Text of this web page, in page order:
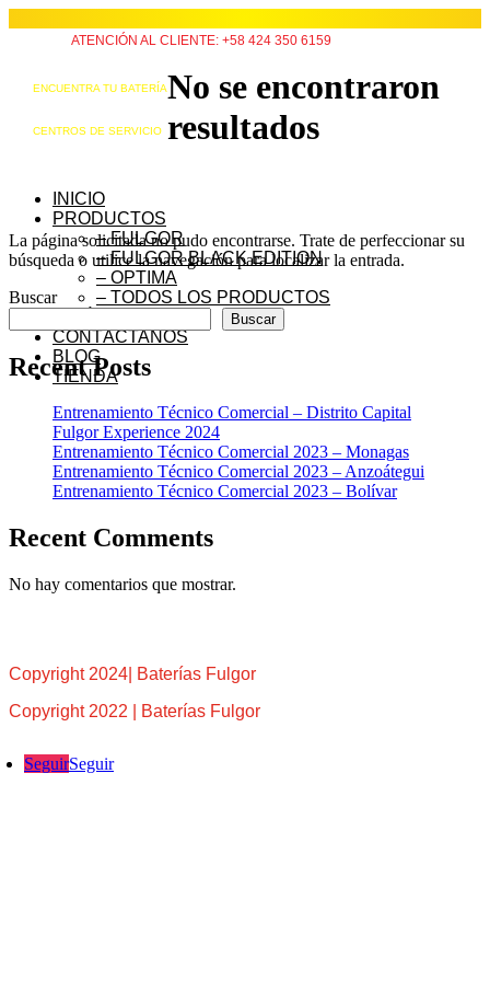
ATENCIÓN AL CLIENTE: +58 424 350 6159
ENCUENTRA TU BATERÍA
CENTROS DE SERVICIO
INICIO
PRODUCTOS
– FULGOR
– FULGOR BLACK EDITION
– OPTIMA
– TODOS LOS PRODUCTOS
CONTÁCTANOS
BLOG
TIENDA
No se encontraron
resultados
La página solicitada no pudo encontrarse. Trate de perfeccionar su
búsqueda o utilice la navegación para localizar la entrada.
Buscar
Buscar
Recent Posts
Entrenamiento Técnico Comercial – Distrito Capital
Fulgor Experience 2024
Entrenamiento Técnico Comercial 2023 – Monagas
Entrenamiento Técnico Comercial 2023 – Anzoátegui
Entrenamiento Técnico Comercial 2023 – Bolívar
Recent Comments
No hay comentarios que mostrar.
Copyright 2024| Baterías Fulgor
Copyright 2022 | Baterías Fulgor
SeguirSeguir